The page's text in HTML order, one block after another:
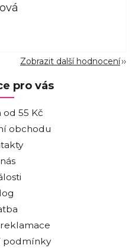
Zobrazit další hodnocení
pro vás
od 55 Kč
obchodu
podmínky